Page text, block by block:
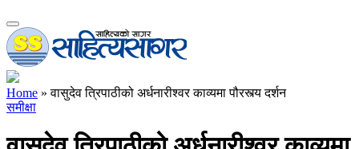
Home »वासुदेव त्रिपाठीको अर्धनारीश्वर काव्यमा पौरस्त्य दर्शन
समीक्षा